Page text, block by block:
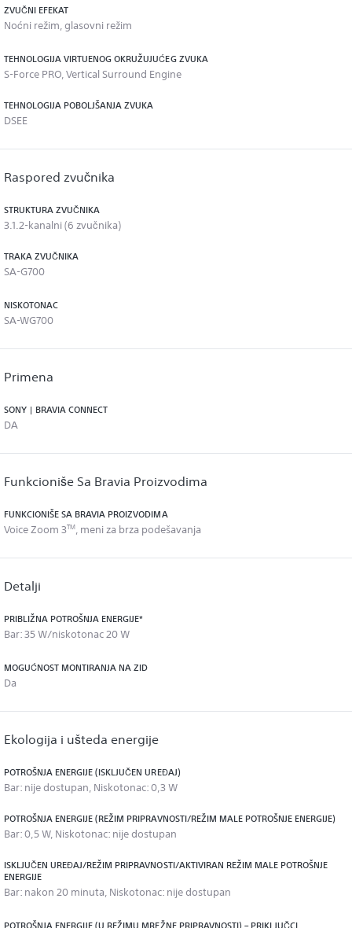
ZVUČNI EFEKAT
Noćni režim, glasovni režim
TEHNOLOGIJA VIRTUENOG OKRUŽUJUĆEG ZVUKA
S-Force PRO, Vertical Surround Engine
TEHNOLOGIJA POBOLJŠANJA ZVUKA
DSEE
Raspored zvučnika
STRUKTURA ZVUČNIKA
3.1.2-kanalni (6 zvučnika)
TRAKA ZVUČNIKA
SA-G700
NISKOTONAC
SA-WG700
Primena
SONY | BRAVIA CONNECT
DA
Funkcioniše Sa Bravia Proizvodima
FUNKCIONIŠE SA BRAVIA PROIZVODIMA
Voice Zoom 3TM, meni za brza podešavanja
Detalji
PRIBLIŽNA POTROŠNJA ENERGIJE*
Bar: 35 W/niskotonac 20 W
MOGUĆNOST MONTIRANJA NA ZID
Da
Ekologija i ušteda energije
POTROŠNJA ENERGIJE (ISKLJUČEN UREĐAJ)
Bar: nije dostupan, Niskotonac: 0,3 W
POTROŠNJA ENERGIJE (REŽIM PRIPRAVNOSTI/REŽIM MALE POTROŠNJE ENERGIJE)
Bar: 0,5 W, Niskotonac: nije dostupan
ISKLJUČEN UREĐAJ/REŽIM PRIPRAVNOSTI/AKTIVIRAN REŽIM MALE POTROŠNJE
ENERGIJE
Bar: nakon 20 minuta, Niskotonac: nije dostupan